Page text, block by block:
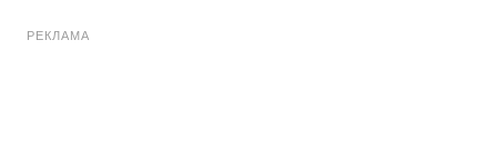
РЕКЛАМА